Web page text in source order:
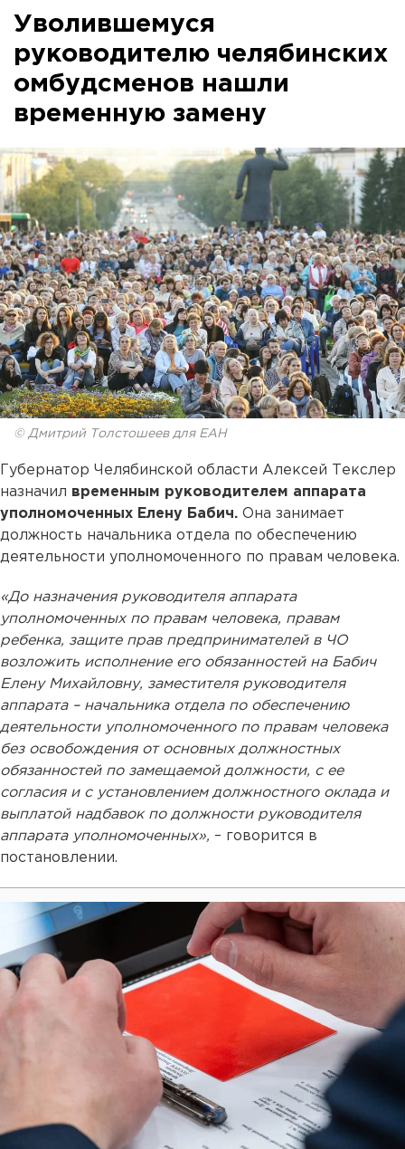
Уволившемуся
руководителю челябинских
омбудсменов нашли
временную замену
© Дмитрий Толстошеев для ЕАН
Губернатор Челябинской области Алексей Текслер
назначил временным руководителем аппарата
уполномоченных Елену Бабич. Она занимает
должность начальника отдела по обеспечению
деятельности уполномоченного по правам человека.
«До назначения руководителя аппарата
уполномоченных по правам человека, правам
ребенка, защите прав предпринимателей в ЧО
возложить исполнение его обязанностей на Бабич
Елену Михайловну, заместителя руководителя
аппарата – начальника отдела по обеспечению
деятельности уполномоченного по правам человека
без освобождения от основных должностных
обязанностей по замещаемой должности, с ее
согласия и с установлением должностного оклада и
выплатой надбавок по должности руководителя
аппарата уполномоченных», – говорится в
постановлении.